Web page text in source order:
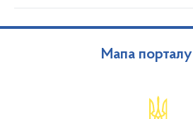
Мапа порталу